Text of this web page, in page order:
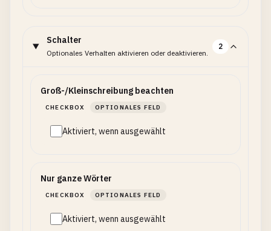
Schalter
Optionales Verhalten aktivieren oder deaktivieren.
2
Groß-/Kleinschreibung beachten
CHECKBOX OPTIONALES FELD
Aktiviert, wenn ausgewählt
Nur ganze Wörter
CHECKBOX OPTIONALES FELD
Aktiviert, wenn ausgewählt